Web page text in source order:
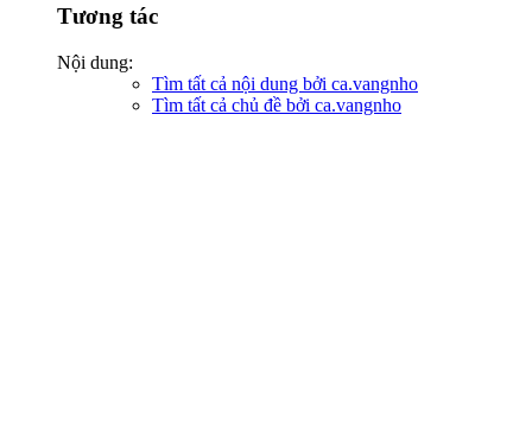
Tương tác
Nội dung:
Tìm tất cả nội dung bởi ca.vangnho
Tìm tất cả chủ đề bởi ca.vangnho